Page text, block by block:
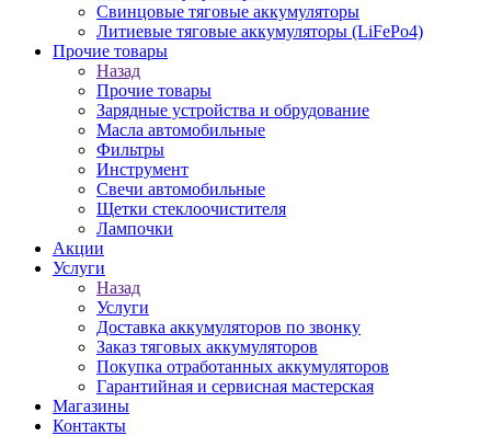
Свинцовые тяговые аккумуляторы
Литиевые тяговые аккумуляторы (LiFePo4)
Прочие товары
Назад
Прочие товары
Зарядные устройства и обрудование
Масла автомобильные
Фильтры
Инструмент
Свечи автомобильные
Щетки стеклоочистителя
Лампочки
Акции
Услуги
Назад
Услуги
Доставка аккумуляторов по звонку
Заказ тяговых аккумуляторов
Покупка отработанных аккумуляторов
Гарантийная и сервисная мастерская
Магазины
Контакты